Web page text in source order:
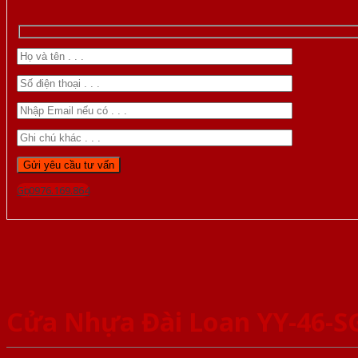
Gọi 0976.169.864
Cửa Nhựa Đài Loan YY-46-